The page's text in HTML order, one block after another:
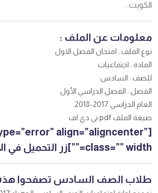
الكويت .
معلومات عن الملف :
نوع الملف : امتحان الفصل الاول
المادة : اجتماعيات
للصف : السادس
الفصل : الفصل الدراسي الأول
العام الدراسي 2017-2018
صيغة الملف pdf بي دي اف
align=”aligncenter”
class=”” width=””]زر التحميل في الاسفل [/box]
طلاب الصف السادس تصفحوا هذه